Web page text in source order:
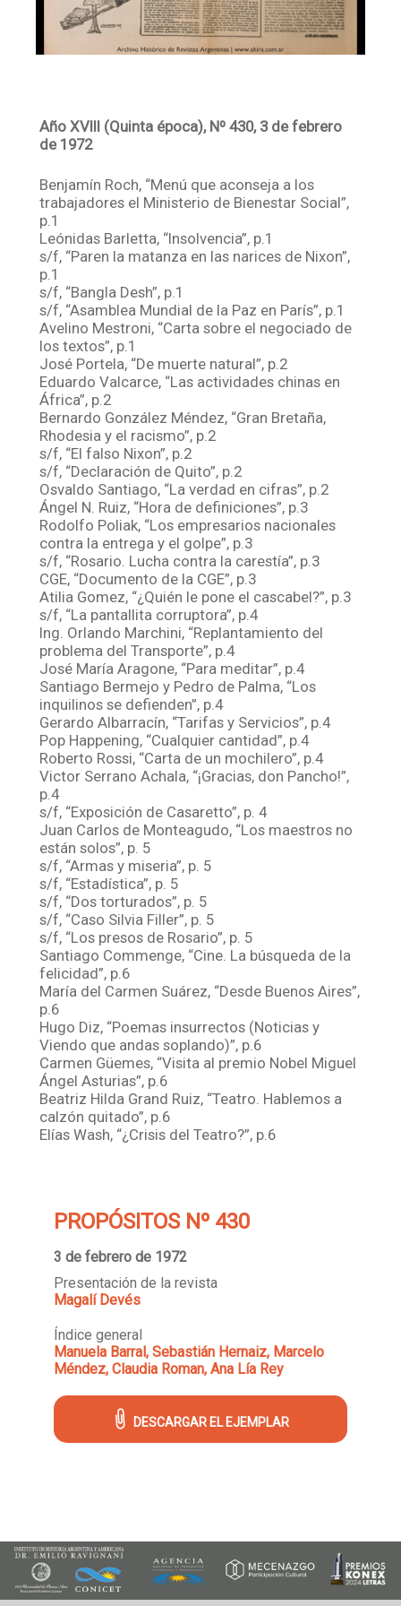
Año XVIII (Quinta época), Nº 430, 3 de febrero
de 1972
Benjamín Roch, “Menú que aconseja a los
trabajadores el Ministerio de Bienestar Social”,
p.1
Leónidas Barletta, “Insolvencia”, p.1
s/f, “Paren la matanza en las narices de Nixon”,
p.1
s/f, “Bangla Desh”, p.1
s/f, “Asamblea Mundial de la Paz en París”, p.1
Avelino Mestroni, “Carta sobre el negociado de
los textos”, p.1
José Portela, “De muerte natural”, p.2
Eduardo Valcarce, “Las actividades chinas en
África”, p.2
Bernardo González Méndez, “Gran Bretaña,
Rhodesia y el racismo”, p.2
s/f, “El falso Nixon”, p.2
s/f, “Declaración de Quito”, p.2
Osvaldo Santiago, “La verdad en cifras”, p.2
Ángel N. Ruiz, “Hora de definiciones”, p.3
Rodolfo Poliak, “Los empresarios nacionales
contra la entrega y el golpe”, p.3
s/f, “Rosario. Lucha contra la carestía”, p.3
CGE, “Documento de la CGE”, p.3
Atilia Gomez, “¿Quién le pone el cascabel?”, p.3
s/f, “La pantallita corruptora”, p.4
Ing. Orlando Marchini, “Replantamiento del
problema del Transporte”, p.4
José María Aragone, “Para meditar”, p.4
Santiago Bermejo y Pedro de Palma, “Los
inquilinos se defienden”, p.4
Gerardo Albarracín, “Tarifas y Servicios”, p.4
Pop Happening, “Cualquier cantidad”, p.4
Roberto Rossi, “Carta de un mochilero”, p.4
Victor Serrano Achala, “¡Gracias, don Pancho!”,
p.4
s/f, “Exposición de Casaretto”, p. 4
Juan Carlos de Monteagudo, “Los maestros no
están solos”, p. 5
s/f, “Armas y miseria”, p. 5
s/f, “Estadística”, p. 5
s/f, “Dos torturados”, p. 5
s/f, “Caso Silvia Filler”, p. 5
s/f, “Los presos de Rosario”, p. 5
Santiago Commenge, “Cine. La búsqueda de la
felicidad”, p.6
María del Carmen Suárez, “Desde Buenos Aires”,
p.6
Hugo Diz, “Poemas insurrectos (Noticias y
Viendo que andas soplando)”, p.6
Carmen Güemes, “Visita al premio Nobel Miguel
Ángel Asturias”, p.6
Beatriz Hilda Grand Ruiz, “Teatro. Hablemos a
calzón quitado”, p.6
Elías Wash, “¿Crisis del Teatro?”, p.6
PROPÓSITOS Nº 430
3 de febrero de 1972
Presentación de la revista
Magalí Devés
Índice general
Manuela Barral, Sebastián Hernaiz, Marcelo
Méndez, Claudia Roman, Ana Lía Rey
DESCARGAR EL EJEMPLAR